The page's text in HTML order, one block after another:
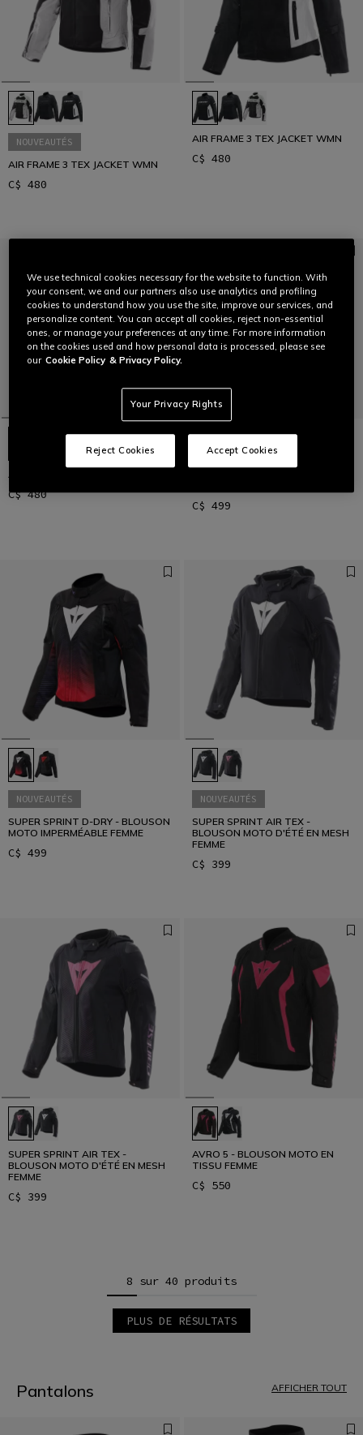
NOUVEAUTÉS
AIR FRAME 3 TEX JACKET WMN
C$ 480
AIR FRAME 3 TEX JACKET WMN
C$ 480
AIR FRAME 3 TEX JACKET WMN
C$ 480
C$ 499
NOUVEAUTÉS
SUPER SPRINT D-DRY - BLOUSON
MOTO IMPERMÉABLE FEMME
C$ 499
NOUVEAUTÉS
SUPER SPRINT AIR TEX -
BLOUSON MOTO D'ÉTÉ EN MESH
FEMME
C$ 399
SUPER SPRINT AIR TEX -
BLOUSON MOTO D'ÉTÉ EN MESH
FEMME
C$ 399
AVRO 5 - BLOUSON MOTO EN
TISSU FEMME
C$ 550
8 sur 40 produits
PLUS DE RÉSULTATS
Pantalons AFFICHER TOUT
We use technical cookies necessary for the website to function. With
your consent, we and our partners also use analytics and profiling
cookies to understand how you use the site, improve our services, and
personalize content. You can accept all cookies, reject non-essential
ones, or manage your preferences at any time. For more information
on the cookies used and how personal data is processed, please see
our Cookie Policy & Privacy Policy.
Your Privacy Rights
Reject Cookies Accept Cookies